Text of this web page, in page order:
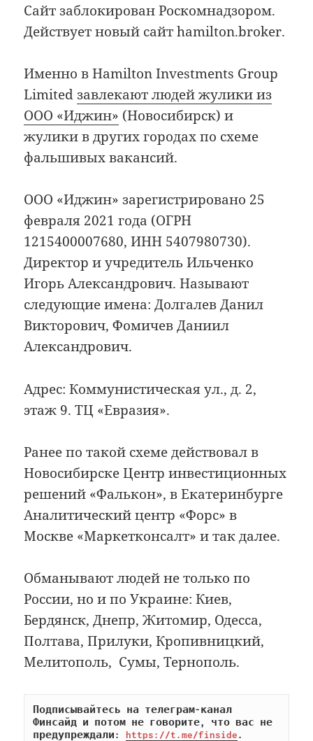
Сайт заблокирован Роскомнадзором.
Действует новый сайт hamilton.broker.
Именно в Hamilton Investments Group
Limitedзавлекают людей жулики из
ООО «Иджин» (Новосибирск) и
жулики в других городах по схеме
фальшивых вакансий.
ООО «Иджин» зарегистрировано 25
февраля 2021 года (ОГРН
1215400007680, ИНН 5407980730).
Директор и учредитель Ильченко
Игорь Александрович. Называют
следующие имена: Долгалев Данил
Викторович, Фомичев Даниил
Александрович.
Адрес: Коммунистическая ул., д. 2,
этаж 9. ТЦ «Евразия».
Ранее по такой схеме действовал в
Новосибирске Центр инвестиционных
решений «Фалькон», в Екатеринбурге
Аналитический центр «Форс» в
Москве «Маркетконсалт» и так далее.
Обманывают людей не только по
России, но и по Украине: Киев,
Бердянск, Днепр, Житомир, Одесса,
Полтава, Прилуки, Кропивницкий,
Мелитополь, Сумы, Тернополь.
Подписывайтесь на телеграм-канал
Финсайд и потом не говорите, что вас не
предупреждали: https://t.me/finside.